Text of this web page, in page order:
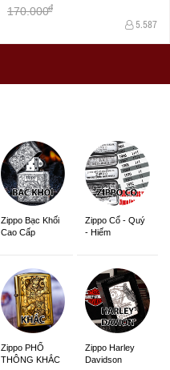
170.000đ
5.587
Zippo Bạc Khối
Cao Cấp
Zippo Cổ - Quý
- Hiếm
Zippo PHỔ
THÔNG KHẮC
Zippo Harley
Davidson